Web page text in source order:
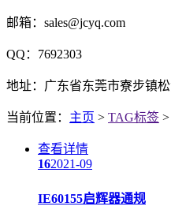
邮箱：sales@jcyq.com
QQ：7692303
地址：广东省东莞市寮步镇
当前位置： 主页 > TAG标签 >
查看详情
162021-09
IE60155启辉器通规